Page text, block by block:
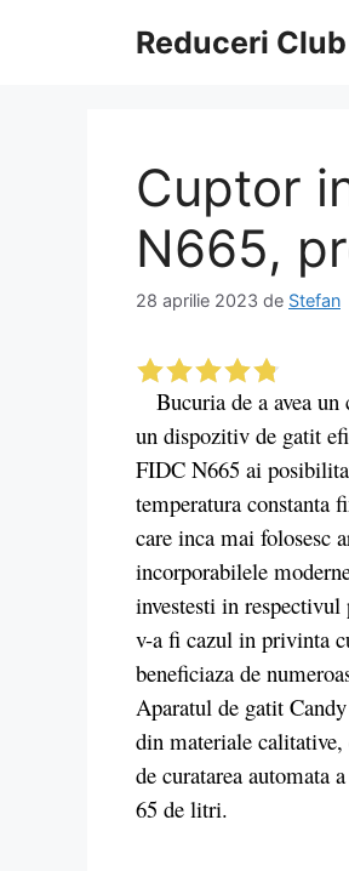
Reduceri Club
Cuptor
N665,
28 aprilie 2023 de Stefan
Bucuria de a avea un
un dispozitiv de gatit
FIDC N665 ai
temperatura constanta
care inca mai folosesc
incorporabilele
investesti in respectivul
v-a fi cazul in privinta
beneficiaza de
Aparatul de gatit
din materiale
de curatarea automata
65 de litri.